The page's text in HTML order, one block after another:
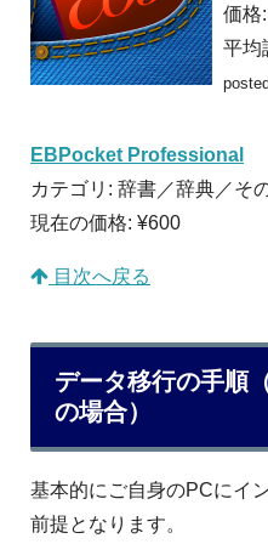
価格:
平均
EBPocket Professional
カテゴリ: 辞書／辞典／そ
現在の価格: ¥600
目次へ戻る
データ移行の手順
の場合）
基本的にご自身のPCにイ
前提となります。